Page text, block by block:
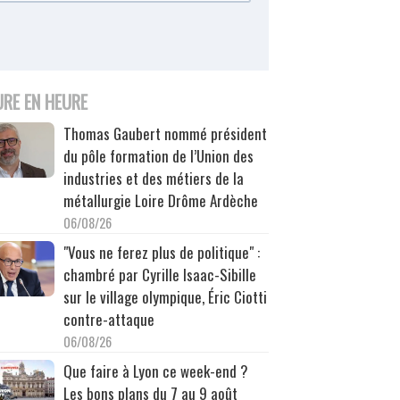
EN HEURE
Thomas Gaubert nommé président
du pôle formation de l’Union des
industries et des métiers de la
métallurgie Loire Drôme Ardèche
06/08/26
"Vous ne ferez plus de politique" :
chambré par Cyrille Isaac-Sibille
sur le village olympique, Éric Ciotti
contre-attaque
06/08/26
Que faire à Lyon ce week-end ?
Les bons plans du 7 au 9 août